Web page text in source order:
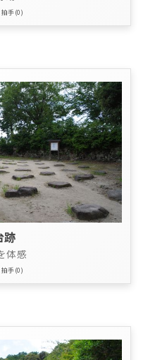
拍手(0)
跡
体感
拍手(0)